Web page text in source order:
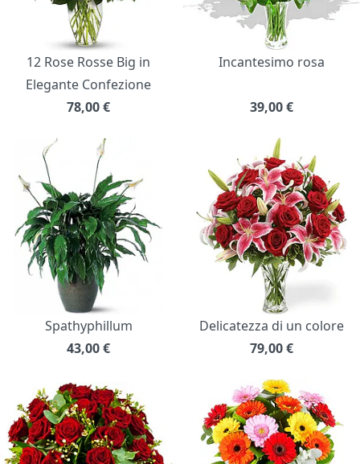
12 Rose Rosse Big in
Elegante Confezione
78,00€
Incantesimo rosa
39,00€
Spathyphillum
43,00€
Delicatezza di un colore
79,00€